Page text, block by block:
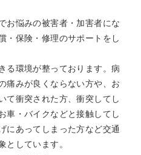
お悩みの被害者・加害者にな
・保険・修理のサポートをし
る環境が整っております。病
痛みが良くならない方や、お
て衝突された方、衝突してし
車・バイクなどと接触してし
にあってしまった方など交通
としています。